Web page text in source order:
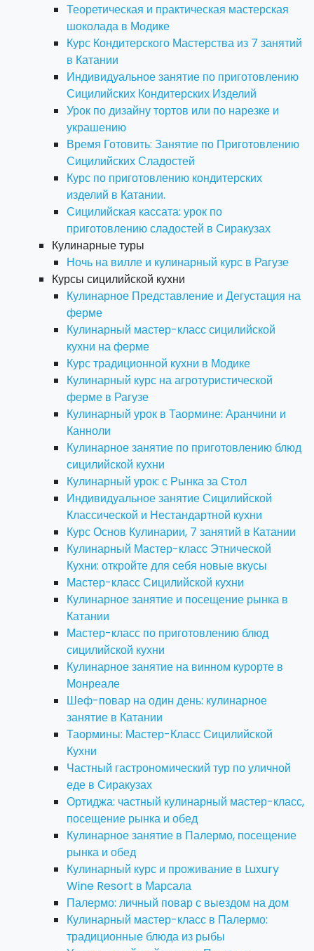
Теоретическая и практическая мастерская
шоколада в Модике
Курс Кондитерского Мастерства из 7 занятий
в Катании
Индивидуальное занятие по приготовлению
Сицилийских Кондитерских Изделий
Урок по дизайну тортов или по нарезке и
украшению
Время Готовить: Занятие по Приготовлению
Сицилийских Сладостей
Курс по приготовлению кондитерских
изделий в Катании.
Сицилийская кассата: урок по
приготовлению сладостей в Сиракузах
Кулинарные туры
Ночь на вилле и кулинарный курс в Рагузе
Курсы сицилийской кухни
Кулинарное Представление и Дегустация на
ферме
Кулинарный мастер-класс сицилийской
кухни на ферме
Курс традиционной кухни в Модике
Кулинарный курс на агротуристической
ферме в Рагузе
Кулинарный урок в Таормине: Аранчини и
Канноли
Кулинарное занятие по приготовлению блюд
сицилийской кухни
Кулинарный урок: с Рынка за Стол
Индивидуальное занятие Сицилийской
Классической и Нестандартной кухни
Курс Основ Кулинарии, 7 занятий в Катании
Кулинарный Мастер-класс Этнической
Кухни: откройте для себя новые вкусы
Мастер-класс Сицилийской кухни
Кулинарное занятие и посещение рынка в
Катании
Мастер-класс по приготовлению блюд
сицилийской кухни
Кулинарное занятие на винном курорте в
Монреале
Шеф-повар на один день: кулинарное
занятие в Катании
Таормины: Мастер-Класс Сицилийской
Кухни
Частный гастрономический тур по уличной
еде в Сиракузах
Ортиджа: частный кулинарный мастер-класс,
посещение рынка и обед
Кулинарное занятие в Палермо, посещение
рынка и обед
Кулинарный курс и проживание в Luxury
Wine Resort в Марсала
Палермо: личный повар с выездом на дом
Кулинарный мастер-класс в Палермо:
традиционные блюда из рыбы